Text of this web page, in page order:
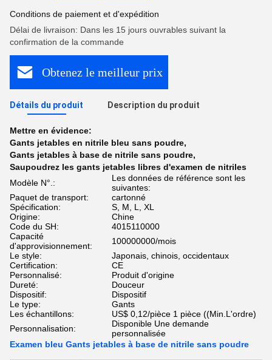
Conditions de paiement et d'expédition
Délai de livraison: Dans les 15 jours ouvrables suivant la
confirmation de la commande
Obtenez le meilleur prix
Détails du produit Description du produit
Mettre en évidence:
Gants jetables en nitrile bleu sans poudre,
Gants jetables à base de nitrile sans poudre,
Saupoudrez les gants jetables libres d'examen de nitriles
Modèle N°.:
Les données de référence sont les
suivantes:
Paquet de transport:
cartonné
Spécification:
S, M, L, XL
Origine:
Chine
Code du SH:
4015110000
Capacité
d'approvisionnement:
100000000/mois
Le style:
Japonais, chinois, occidentaux
Certification:
CE
Personnalisé:
Produit d'origine
Dureté:
Douceur
Dispositif:
Dispositif
Le type:
Gants
Les échantillons:
US$ 0,12/pièce 1 pièce ((Min.L'ordre)
Personnalisation:
Disponible Une demande
personnalisée
Examen bleu Gants jetables à base de nitrile sans poudre